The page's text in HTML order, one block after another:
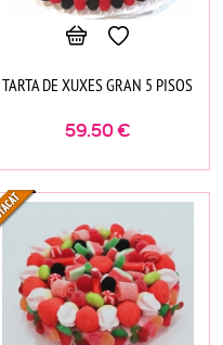
TARTA DE XUXES GRAN 5 PISOS
59.50€